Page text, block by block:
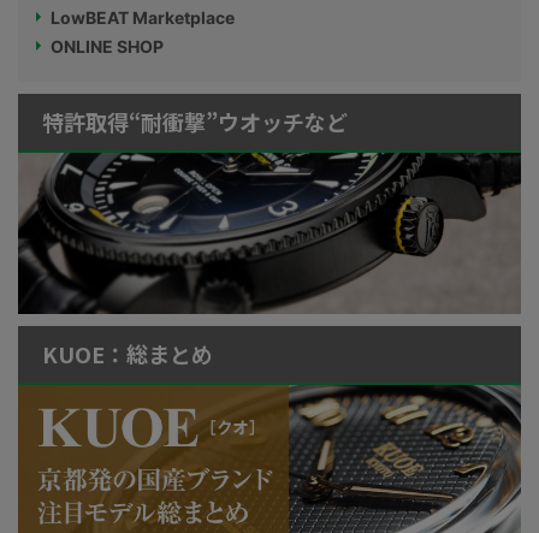
LowBEAT Marketplace
ONLINE SHOP
特許取得“耐衝撃”ウオッチなど
KUOE：総まとめ